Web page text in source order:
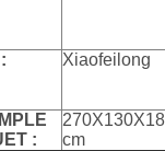
Xiaofeilong
:
cm